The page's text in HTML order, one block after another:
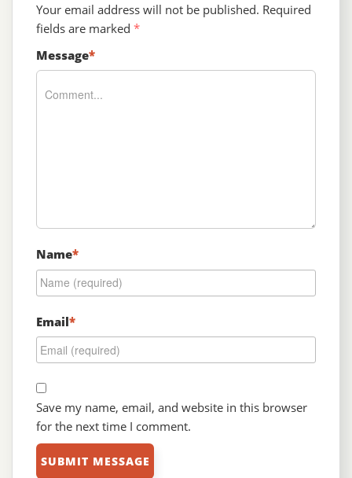
Your email address will not be published. Required
fields are marked *
Message*
Name*
Email*
Save my name, email, and website in this browser
for the next time I comment.